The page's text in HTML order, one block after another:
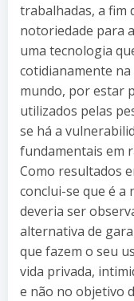
trabalhadas, a fim
notoriedade para
uma tecnologia
cotidianamente na
mundo, por estar
utilizados pelas
se há a
fundamentais em
Como resultados
conclui-se que é a
deveria ser
alternativa de
que fazem o seu
vida privada,
e não no objetivo